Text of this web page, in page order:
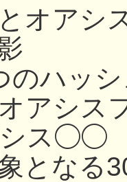
オアシ
のハッ
アシス
シス◯◯
なる